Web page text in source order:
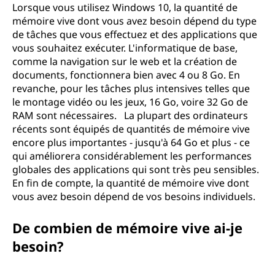
Lorsque vous utilisez Windows 10, la quantité de
mémoire vive dont vous avez besoin dépend du type
de tâches que vous effectuez et des applications que
vous souhaitez exécuter. L'informatique de base,
comme la navigation sur le web et la création de
documents, fonctionnera bien avec 4 ou 8 Go. En
revanche, pour les tâches plus intensives telles que
le montage vidéo ou les jeux, 16 Go, voire 32 Go de
RAM sont nécessaires. La plupart des ordinateurs
récents sont équipés de quantités de mémoire vive
encore plus importantes - jusqu'à 64 Go et plus - ce
qui améliorera considérablement les performances
globales des applications qui sont très peu sensibles.
En fin de compte, la quantité de mémoire vive dont
vous avez besoin dépend de vos besoins individuels.
De combien de mémoire vive ai-je
besoin?